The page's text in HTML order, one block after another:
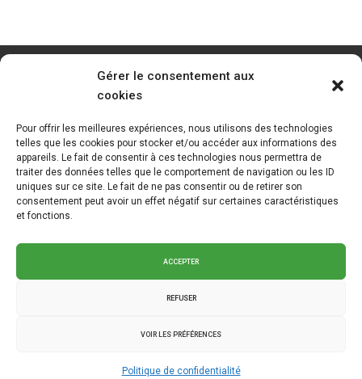
Gérer le consentement aux
cookies
Pour offrir les meilleures expériences, nous utilisons des technologies
telles que les cookies pour stocker et/ou accéder aux informations des
appareils. Le fait de consentir à ces technologies nous permettra de
traiter des données telles que le comportement de navigation ou les ID
uniques sur ce site. Le fait de ne pas consentir ou de retirer son
consentement peut avoir un effet négatif sur certaines caractéristiques
et fonctions.
ACCEPTER
REFUSER
VOIR LES PRÉFÉRENCES
Politique de confidentialité